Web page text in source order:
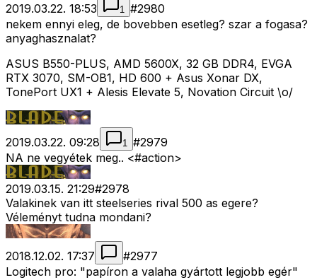
2019.03.22. 18:53 1 #2980
nekem ennyi eleg, de bovebben esetleg? szar a fogasa?
anyaghasznalat?
ASUS B550-PLUS, AMD 5600X, 32 GB DDR4, EVGA
RTX 3070, SM-OB1, HD 600 + Asus Xonar DX,
TonePort UX1 + Alesis Elevate 5, Novation Circuit \o/
2019.03.22. 09:28 1 #2979
NA ne vegyétek meg.. <#action>
2019.03.15. 21:29#2978
Valakinek van itt steelseries rival 500 as egere?
Véleményt tudna mondani?
2018.12.02. 17:37 #2977
Logitech pro: "papíron a valaha gyártott legjobb egér"